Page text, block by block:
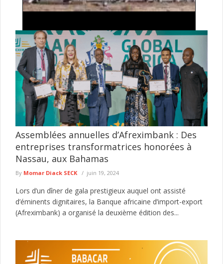
»
Le Comité des directeurs généraux des entreprises sous-
traitantes intervenant dans le déploiement et la maintenance de
la fibre optique (FTTH) ...
lire plus
Assemblées annuelles d’Afreximbank : Des
entreprises transformatrices honorées à
Nassau, aux Bahamas
By Momar Diack SECK juin 19, 2024
Lors d’un dîner de gala prestigieux auquel ont assisté
d’éminents dignitaires, la Banque africaine d’import-export
(Afreximbank) a organisé la deuxième édition des...